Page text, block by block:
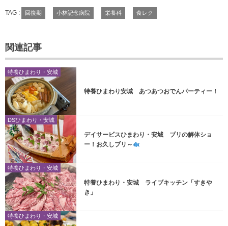
TAG : 回復期 小林記念病院 栄養科 食レク
関連記事
特養ひまわり・安城
特養ひまわり安城 あつあつおでんパーティー！
DSひまわり・安城
デイサービスひまわり・安城 ブリの解体ショ
ー！お久しブリ～
特養ひまわり・安城
特養ひまわり・安城 ライブキッチン「すきや
き」
特養ひまわり・安城